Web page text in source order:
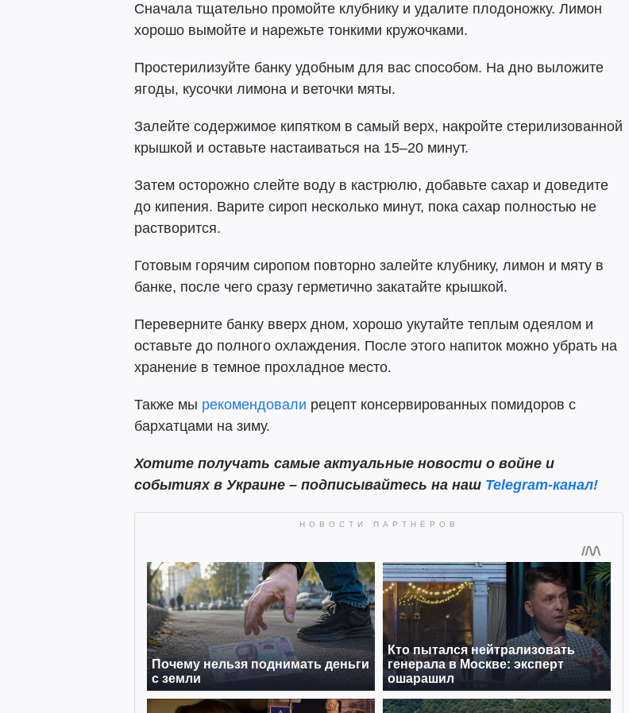
Сначала тщательно промойте клубнику и удалите плодоножку. Лимон
хорошо вымойте и нарежьте тонкими кружочками.
Простерилизуйте банку удобным для вас способом. На дно выложите
ягоды, кусочки лимона и веточки мяты.
Залейте содержимое кипятком в самый верх, накройте стерилизованной
крышкой и оставьте настаиваться на 15–20 минут.
Затем осторожно слейте воду в кастрюлю, добавьте сахар и доведите
до кипения. Варите сироп несколько минут, пока сахар полностью не
растворится.
Готовым горячим сиропом повторно залейте клубнику, лимон и мяту в
банке, после чего сразу герметично закатайте крышкой.
Переверните банку вверх дном, хорошо укутайте теплым одеялом и
оставьте до полного охлаждения. После этого напиток можно убрать на
хранение в темное прохладное место.
Также мы рекомендовали рецепт консервированных помидоров с
бархатцами на зиму.
Хотите получать самые актуальные новости о войне и
событиях в Украине – подписывайтесь на наш Telegram-канал!